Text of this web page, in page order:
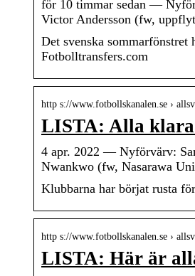
för 10 timmar sedan —
Victor Andersson (fw,
Det svenska
Fotbolltransfers.com
http s://www.fotbollskanalen.se ›
LISTA: Alla klara
4 apr. 2022 — Nyförvärv:
Nwankwo (fw, Nasarawa
Klubbarna har börjat rusta
http s://www.fotbollskanalen.se ›
LISTA: Här är